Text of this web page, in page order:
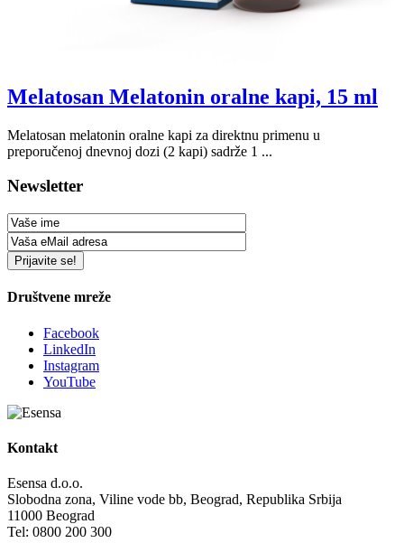
Melatosan Melatonin oralne kapi, 15 ml
Melatosan melatonin oralne kapi za direktnu primenu u
preporučenoj dnevnoj dozi (2 kapi) sadrže 1 ...
Newsletter
Društvene mreže
Facebook
LinkedIn
Instagram
YouTube
Kontakt
Esensa d.o.o.
Slobodna zona, Viline vode bb, Beograd, Republika Srbija
11000 Beograd
Tel: 0800 200 300